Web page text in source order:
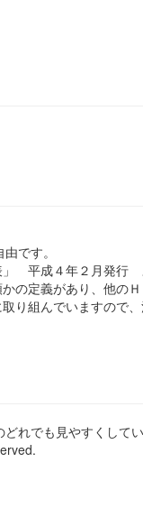
です。
成４年２月発行
定義があり、他の
り組んでいますので
れでも見やすくしてい